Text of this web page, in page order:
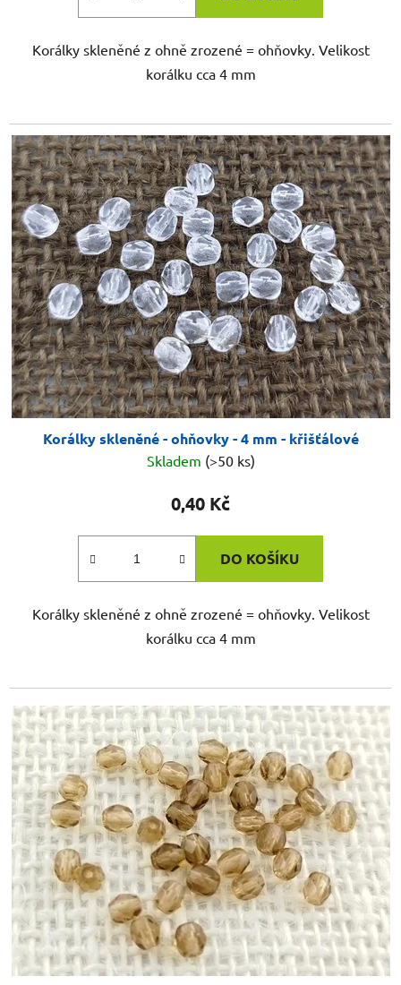
Korálky skleněné z ohně zrozené = ohňovky. Velikost
korálku cca 4 mm
Korálky skleněné - ohňovky - 4 mm - křišťálové
Skladem (>50 ks)
0,40 Kč
DO KOŠÍKU
Korálky skleněné z ohně zrozené = ohňovky. Velikost
korálku cca 4 mm